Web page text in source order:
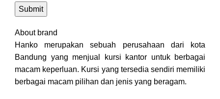
About brand
Hanko merupakan sebuah perusahaan dari kota
Bandung yang menjual kursi kantor untuk berbagai
macam keperluan. Kursi yang tersedia sendiri memiliki
berbagai macam pilihan dan jenis yang beragam.